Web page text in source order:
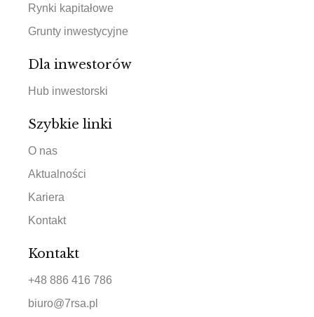
Rynki kapitałowe
Grunty inwestycyjne
Dla inwestorów
Hub inwestorski
Szybkie linki
O nas
Aktualności
Kariera
Kontakt
Kontakt
+48 886 416 786
biuro@7rsa.pl